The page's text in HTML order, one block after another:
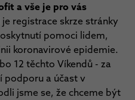
a vše je pro vás
registrace skrze stránky
pomoci lidem,
koronavirové epidemie.
12 těchto Víkendů - za
podporu a účast v
jsme se, že chceme být